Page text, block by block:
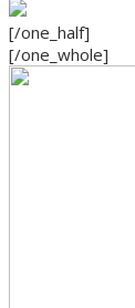
[/one_half]
[/one_whole]